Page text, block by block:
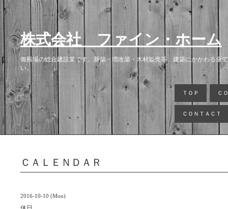
株式会社 ファイン・ホーム
御殿場の総合建設業です。新築・増改築・木材販売等、建築にかかわる全
い。
ＴＯＰ Ｃ
ＣＯＮＴＡＣＴ
ＣＡＬＥＮＤＡＲ
2016-10-10 (Mon)